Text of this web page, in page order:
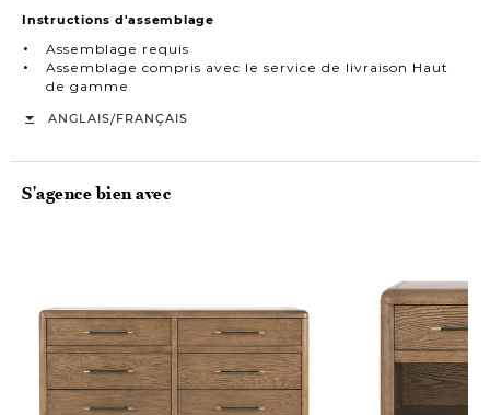
Instructions d'assemblage
Assemblage requis
Assemblage compris avec le service de livraison Haut
de gamme
ANGLAIS/FRANÇAIS
S'agence bien avec